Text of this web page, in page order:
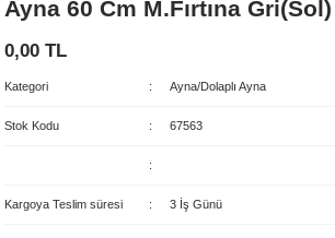
Ayna 60 Cm M.Fırtına Gri(Sol)
0,00 TL
Kategori Ayna/Dolaplı Ayna
Stok Kodu 67563
Kargoya Teslim süresi 3 İş Günü